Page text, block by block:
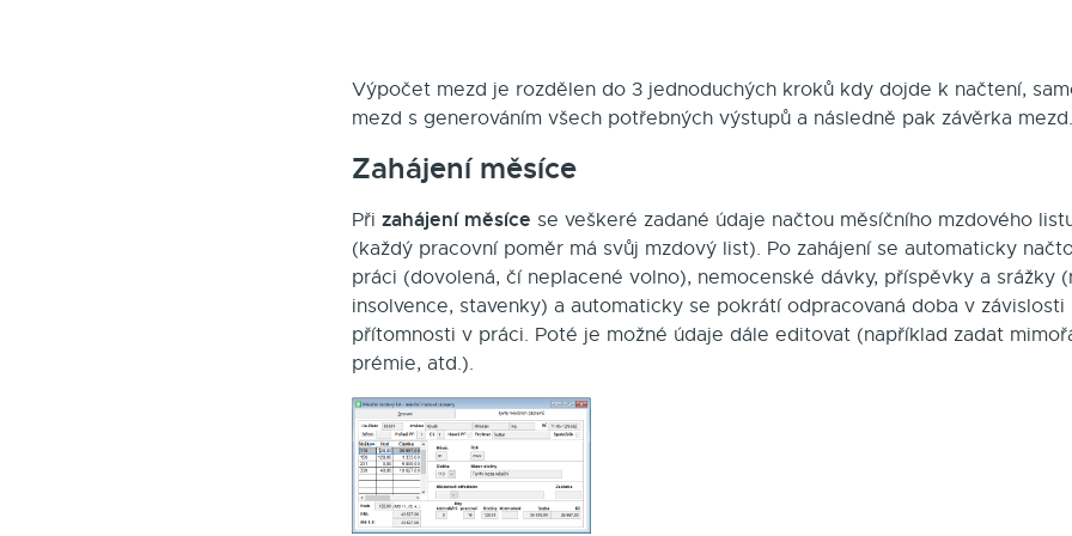
Výpočet mezd je rozdělen do 3 jednoduchých kroků kdy dojde k načtení,
mezd s generováním všech potřebných výstupů a následně pak závěrka mezd.
Zahájení měsíce
Při zahájení měsíce se veškeré zadané údaje načtou měsíčního mzdového
(každý pracovní poměr má svůj mzdový list). Po zahájení se automaticky
práci (dovolená, čí neplacené volno), nemocenské dávky, příspěvky a srážky
insolvence, stavenky) a automaticky se pokrátí odpracovaná doba v závislosti
přítomnosti v práci. Poté je možné údaje dále editovat (například zadat
prémie, atd.).